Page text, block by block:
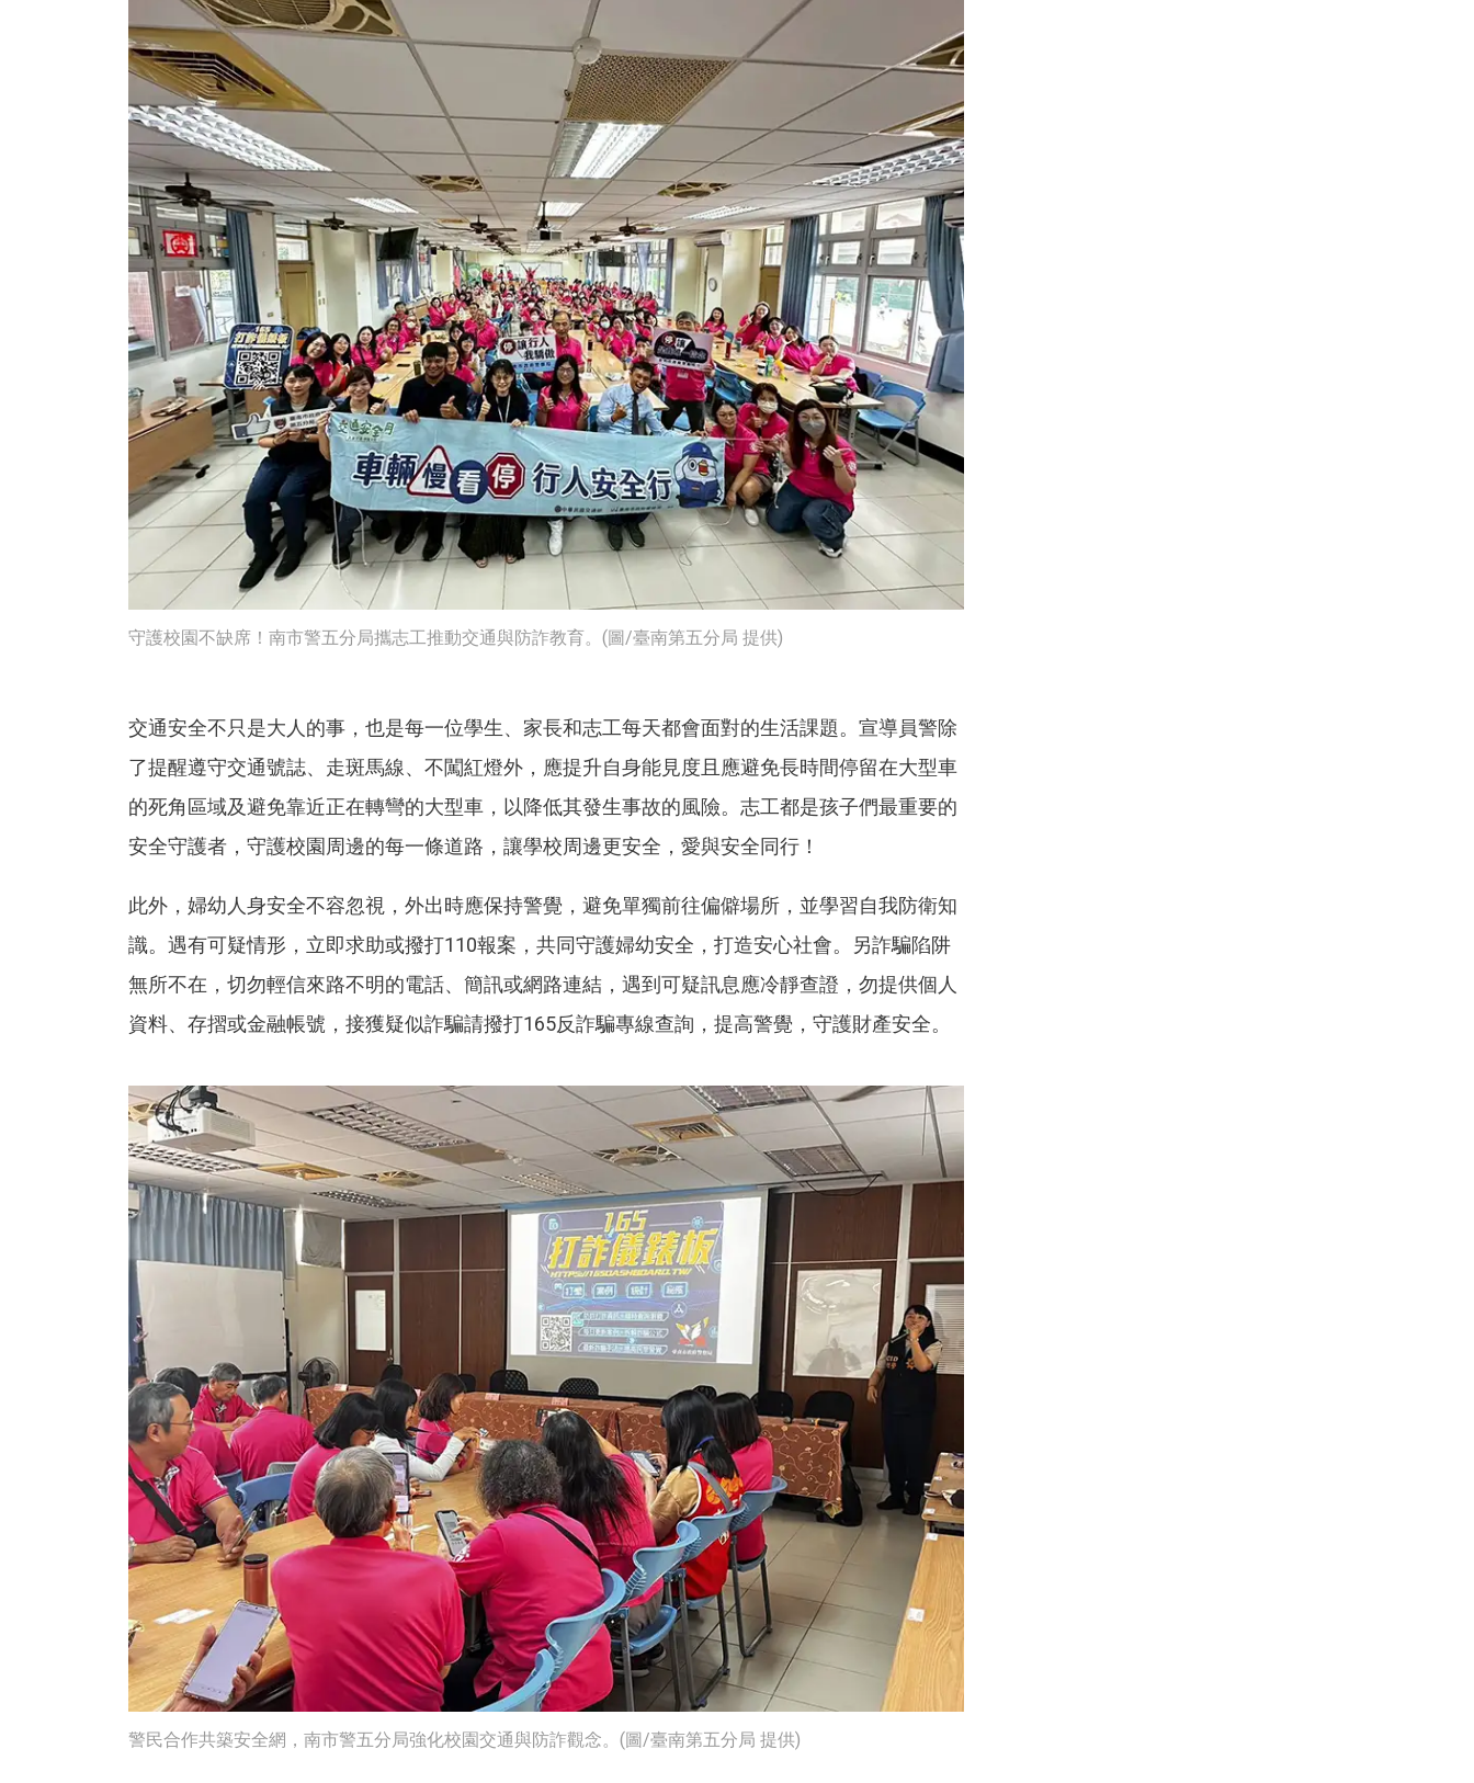
守護校園不缺席！南市警五分局攜志工推動交通與防詐教育。(圖/臺南第五分局 提供)
交通安全不只是大人的事，也是每一位學生、家長和志工每天都會面對的生活課題。宣導員警除
了提醒遵守交通號誌、走斑馬線、不闖紅燈外，應提升自身能見度且應避免長時間停留在大型車
的死角區域及避免靠近正在轉彎的大型車，以降低其發生事故的風險。志工都是孩子們最重要的
安全守護者，守護校園周邊的每一條道路，讓學校周邊更安全，愛與安全同行！
此外，婦幼人身安全不容忽視，外出時應保持警覺，避免單獨前往偏僻場所，並學習自我防衛知
識。遇有可疑情形，立即求助或撥打110報案，共同守護婦幼安全，打造安心社會。另詐騙陷阱
無所不在，切勿輕信來路不明的電話、簡訊或網路連結，遇到可疑訊息應冷靜查證，勿提供個人
資料、存摺或金融帳號，接獲疑似詐騙請撥打165反詐騙專線查詢，提高警覺，守護財產安全。
警民合作共築安全網，南市警五分局強化校園交通與防詐觀念。(圖/臺南第五分局 提供)